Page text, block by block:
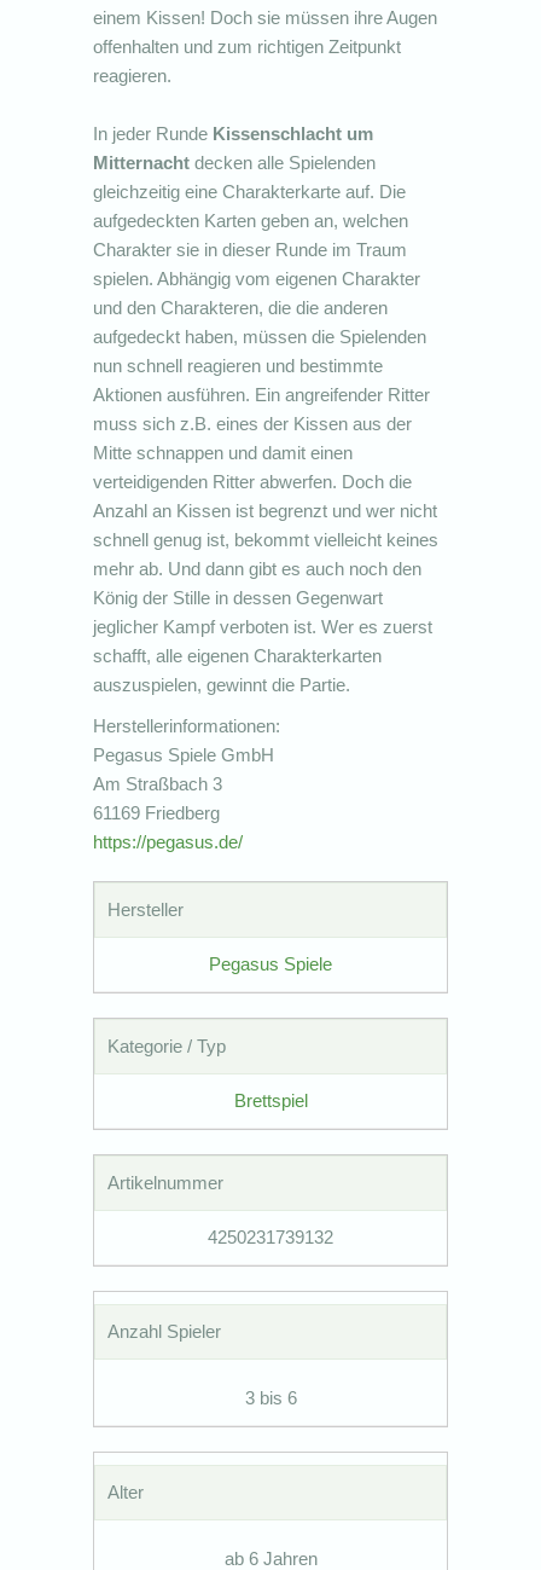
einem Kissen! Doch sie müssen ihre Augen
offenhalten und zum richtigen Zeitpunkt
reagieren.
In jeder Runde Kissenschlacht um
Mitternacht decken alle Spielenden
gleichzeitig eine Charakterkarte auf. Die
aufgedeckten Karten geben an, welchen
Charakter sie in dieser Runde im Traum
spielen. Abhängig vom eigenen Charakter
und den Charakteren, die die anderen
aufgedeckt haben, müssen die Spielenden
nun schnell reagieren und bestimmte
Aktionen ausführen. Ein angreifender Ritter
muss sich z.B. eines der Kissen aus der
Mitte schnappen und damit einen
verteidigenden Ritter abwerfen. Doch die
Anzahl an Kissen ist begrenzt und wer nicht
schnell genug ist, bekommt vielleicht keines
mehr ab. Und dann gibt es auch noch den
König der Stille in dessen Gegenwart
jeglicher Kampf verboten ist. Wer es zuerst
schafft, alle eigenen Charakterkarten
auszuspielen, gewinnt die Partie.
Herstellerinformationen:
Pegasus Spiele GmbH
Am Straßbach 3
61169 Friedberg
https://pegasus.de/
Hersteller
Pegasus Spiele
Kategorie / Typ
Brettspiel
Artikelnummer
4250231739132
Anzahl Spieler
3 bis 6
Alter
ab 6 Jahren